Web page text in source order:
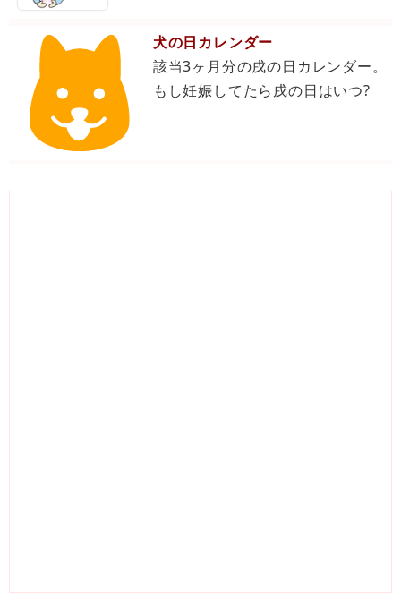
犬の日カレンダー
該当3ヶ月分の戌の日カレンダー。
もし妊娠してたら戌の日はいつ?